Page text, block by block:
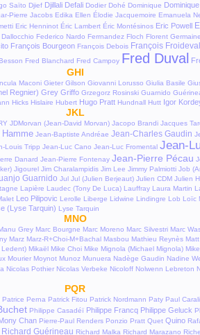
Saïto Djief Djillali Defali Dodier Dohé Dominique
Pierre Jacobs Edika Ellen Élodie Jacquemoire Emanuela
Eric Henninot Éric Lambert Éric Montésinos Eric Powell
Federico Nardo Ferrnandez Floch Florent Germaine
François Bourgeon François Debois François Froideval
Fred Blanchard Fred Campoy Fred Duval
GHI
Maconi Gieter Gilson Giovanni Lorusso Giulia Basile
Regnier) Grey Griffo Grzegorz Rosinski Guarnido
Hicks Hislaire Hubert Hugo Pratt Hundnall Hutt Igor
JKL
JDMorvan (Jean-David Morvan) Jacopo Brandi Jacques
Jean-Baptiste Andréae Jean-Charles Gaudin
Louis Tripp Jean-Luc Cano Jean-Luc Fromental Jean-
Danard Jean-Pierre Fontenay Jean-Pierre Pécau
Jigourel Jim Charalampidis Jim Lee Jimmy Palmiotti Job
Guarnido Jul Jul (Julien Berjeaut) Julien CDM Julien
Lapière Laudec (Tony De Luca) Lauffray Laura Martin
Leo Pilipovic Lerolle Liberge Lidwine Lindingre Lob Loïc
(Lyse Tarquin) Lyse Tarquin
MNO
Grey Marc Bourgne Marc Moreno Marc Silvestri Marc
Marz Marz-R+Choi-M+Bachal Masbou Mathieu Reynès
Ledent) Mikaël Mike Choi Mike Mignola (Michael Mignola)
Mourier Moynot Munoz Munuera Nadège Gaudin Nadine
Nicolas Pothier Nicolas Verbeke Nicoloff Nolwenn Lebreton
PQR
Patrice Perna Patrick Fitou Patrick Nordmann Paty Paul Carali
Philippe Casadéï Philippe Francq Philippe Geluck
Chan Pierre-Paul Renders Ponzio Pratt Quet Quino
Richard Guérineau Richard Malka Richard Marazano